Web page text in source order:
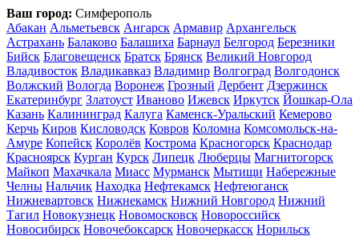
Ваш город: Симферополь
Абакан Альметьевск Ангарск Армавир Архангельск
Астрахань Балаково Балашиха Барнаул Белгород Березники
Бийск Благовещенск Братск Брянск Великий Новгород
Владивосток Владикавказ Владимир Волгоград Волгодонск
Волжский Вологда Воронеж Грозный Дербент Дзержинск
Екатеринбург Златоуст Иваново Ижевск Иркутск Йошкар-Ола
Казань Калининград Калуга Каменск-Уральский Кемерово
Керчь Киров Кисловодск Ковров Коломна Комсомольск-на-
Амуре Копейск Королёв Кострома Красногорск Краснодар
Красноярск Курган Курск Липецк Люберцы Магнитогорск
Майкоп Махачкала Миасс Мурманск Мытищи Набережные
Челны Нальчик Находка Нефтекамск Нефтеюганск
Нижневартовск Нижнекамск Нижний Новгород Нижний
Тагил Новокузнецк Новомосковск Новороссийск
Новосибирск Новочебоксарск Новочеркасск Норильск